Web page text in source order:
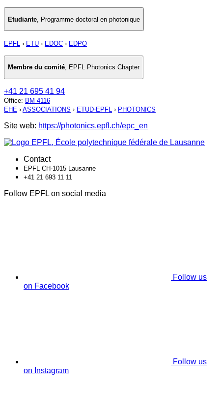
Etudiante Programme doctoral en photonique
EPFL › ETU › EDOC › EDPO
Membre du comité, EPFL Photonics Chapter
+41 21 695 41 94
Office: BM 4116
EHE › ASSOCIATIONS › ETUD-EPFL › PHOTONICS
Site web: https://photonics.epfl.ch/epc_en
Contact
EPFL CH-1015 Lausanne
+41 21 693 11 11
Follow EPFL on social media
Follow us
on Facebook
Follow us
on Instagram